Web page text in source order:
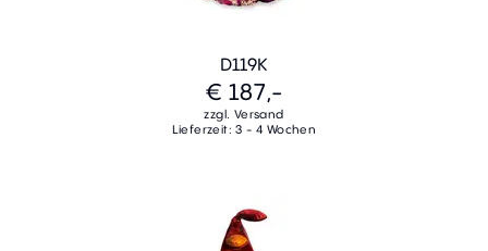
D119K
€ 187,-
zzgl. Versand
Lieferzeit: 3 - 4 Wochen